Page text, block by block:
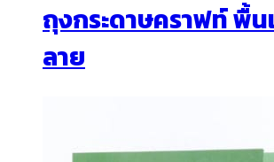
ถุงกระดาษคราฟท์ พื้น
ลาย